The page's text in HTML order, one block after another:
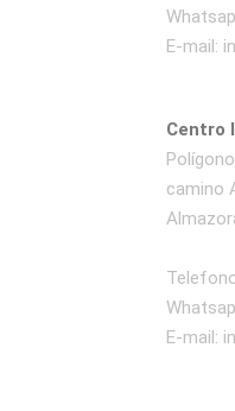
E-mail:
Centro
camino
E-mail: